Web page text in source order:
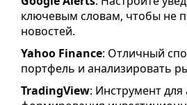
ключевым словам, чтобы не
новостей.
Yahoo Finance: Отличный
портфель и анализировать
TradingView: Инструмент